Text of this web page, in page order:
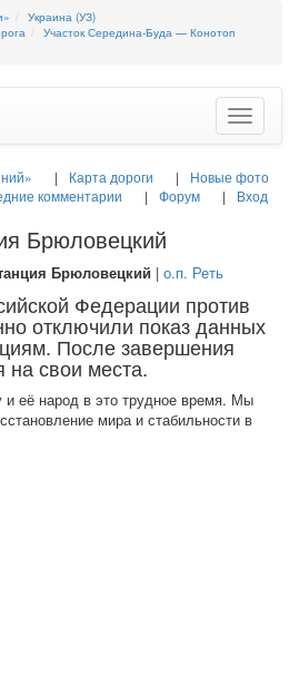
Украина (УЗ)
Участок Середина-Буда — Конотоп
Toggle
Карта дороги
Новые фото
комментарии Форум Вход
Брюловецкий
Брюловецкий | о.п. Реть
Федерации против
отключили показ данных
После завершения
на свои места.
её народ в это трудное время. Мы
мира и стабильности в